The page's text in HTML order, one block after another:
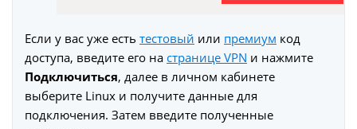
Если у вас уже есть тестовый или премиум код
доступа, введите его на странице VPN и нажмите
Подключиться, далее в личном кабинете
выберите Linux и получите данные для
подключения. Затем введите полученные